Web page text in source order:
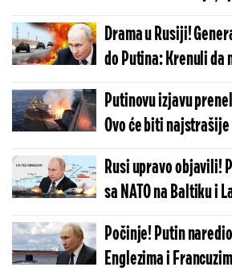
krupno u Ukrajini?
Drama u Rusiji!
do Putina: Krenuli da
izveštaj, a onda - šok
Putinovu izjavu
Ovo će biti
pakleni manevar
postoji
Rusi upravo objavili!
sa NATO na Baltiku i
sveta uprte u severna
odrediti sudbinu
Počinje! Putin
Englezima i